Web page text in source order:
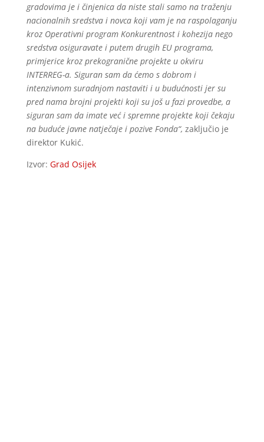
gradovima je i činjenica da niste stali samo na traženju
nacionalnih sredstva i novca koji vam je na raspolaganju
kroz Operativni program Konkurentnost i kohezija nego
sredstva osiguravate i putem drugih EU programa,
primjerice kroz prekogranične projekte u okviru
INTERREG-a. Siguran sam da ćemo s dobrom i
intenzivnom suradnjom nastaviti i u budućnosti jer su
pred nama brojni projekti koji su još u fazi provedbe, a
siguran sam da imate već i spremne projekte koji čekaju
na buduće javne natječaje i pozive Fonda“, zaključio je
direktor Kukić.
Izvor: Grad Osijek